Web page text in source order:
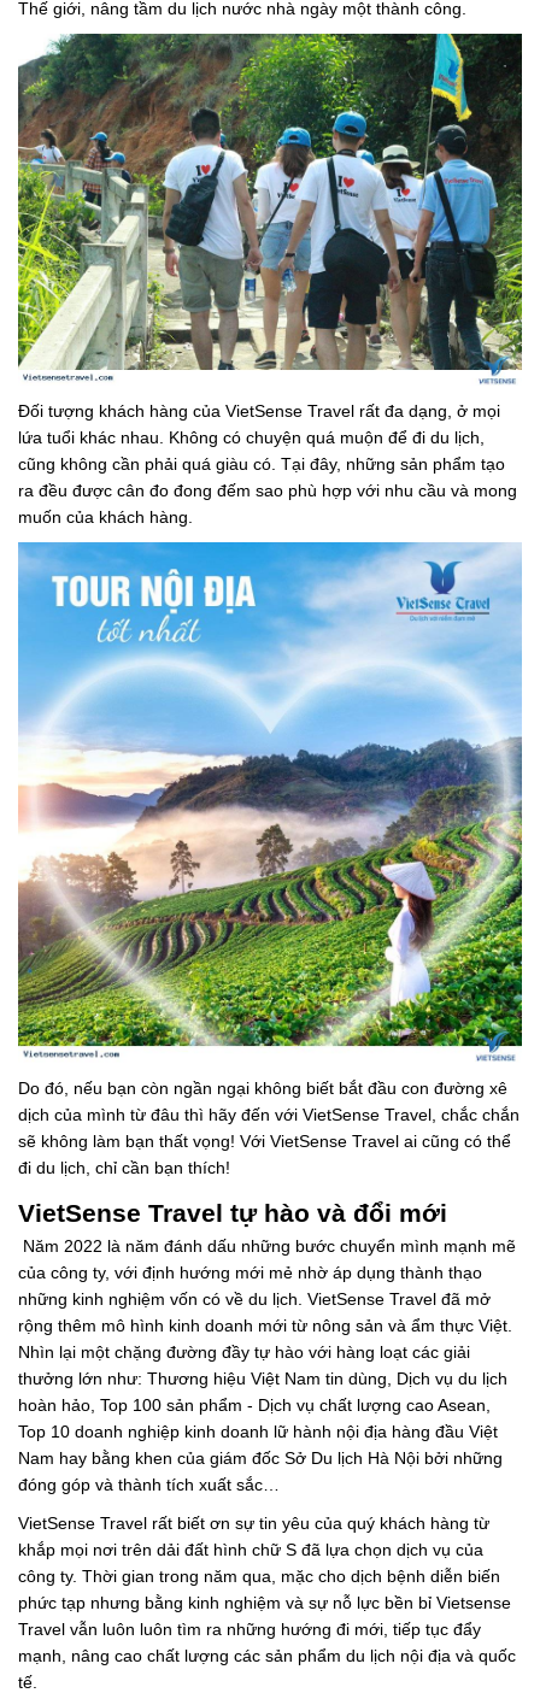
Thế giới, nâng tầm du lịch nước nhà ngày một thành công.
Đối tượng khách hàng của VietSense Travel rất đa dạng, ở mọi
lứa tuổi khác nhau. Không có chuyện quá muộn để đi du lịch,
cũng không cần phải quá giàu có. Tại đây, những sản phẩm tạo
ra đều được cân đo đong đếm sao phù hợp với nhu cầu và mong
muốn của khách hàng.
Do đó, nếu bạn còn ngần ngại không biết bắt đầu con đường xê
dịch của mình từ đâu thì hãy đến với VietSense Travel, chắc chắn
sẽ không làm bạn thất vọng! Với VietSense Travel ai cũng có thể
đi du lịch, chỉ cần bạn thích!
VietSense Travel tự hào và đổi mới
Năm 2022 là năm đánh dấu những bước chuyển mình mạnh mẽ
của công ty, với định hướng mới mẻ nhờ áp dụng thành thạo
những kinh nghiệm vốn có về du lịch. VietSense Travel đã mở
rộng thêm mô hình kinh doanh mới từ nông sản và ẩm thực Việt.
Nhìn lại một chặng đường đầy tự hào với hàng loạt các giải
thưởng lớn như: Thương hiệu Việt Nam tin dùng, Dịch vụ du lịch
hoàn hảo, Top 100 sản phẩm - Dịch vụ chất lượng cao Asean,
Top 10 doanh nghiệp kinh doanh lữ hành nội địa hàng đầu Việt
Nam hay bằng khen của giám đốc Sở Du lịch Hà Nội bởi những
đóng góp và thành tích xuất sắc…
VietSense Travel rất biết ơn sự tin yêu của quý khách hàng từ
khắp mọi nơi trên dải đất hình chữ S đã lựa chọn dịch vụ của
công ty. Thời gian trong năm qua, mặc cho dịch bệnh diễn biến
phức tạp nhưng bằng kinh nghiệm và sự nỗ lực bền bỉ Vietsense
Travel vẫn luôn luôn tìm ra những hướng đi mới, tiếp tục đẩy
mạnh, nâng cao chất lượng các sản phẩm du lịch nội địa và quốc
tế.